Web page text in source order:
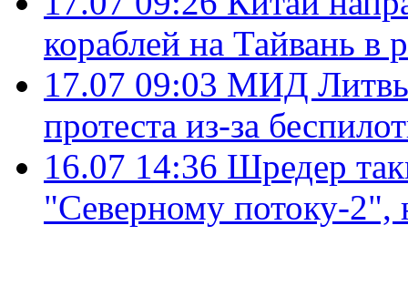
кораблей на Тайвань в
17.07 09:03 МИД Литвы
протеста из-за
16.07 14:36 Шредер
"Северному потоку-2",